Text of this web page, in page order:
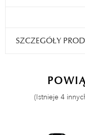
SZCZEGÓŁY
(Istnieje 4